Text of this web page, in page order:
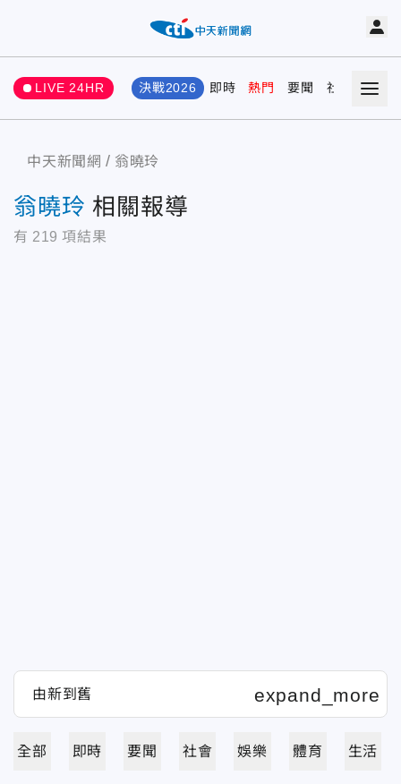
LIVE 24HR 決戰2026 即時 熱門 要聞 社會 娛樂
中天新聞網 翁曉玲
翁曉玲 相關報導
有 219 項結果
全部 即時 要聞 社會 娛樂 體育 生活